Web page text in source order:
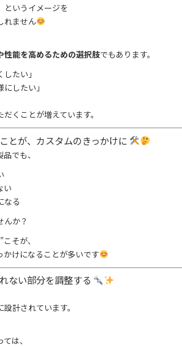
というイメージを
れません
性能を高めるための選択肢でもあります。
たい」
したい」
くことが増えています。
とが、カスタムのきっかけに
でも、
い
なる
んか？
そが、
かけになることが多いです
ない部分を調整する
計されています。
は、